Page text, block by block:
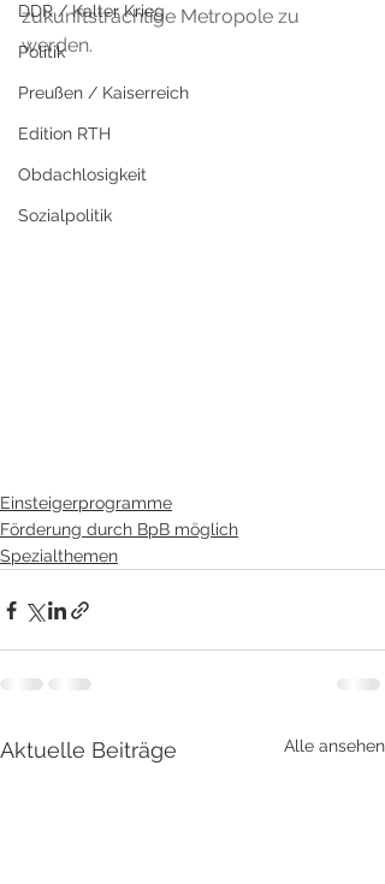
DDR / Kalter Krieg
Politik
Preußen / Kaiserreich
Edition RTH
Obdachlosigkeit
Sozialpolitik
zukunftsträchtige Metropole zu
werden.
Einsteigerprogramme
Förderung durch BpB möglich
Spezialthemen
Aktuelle Beiträge Alle ansehen